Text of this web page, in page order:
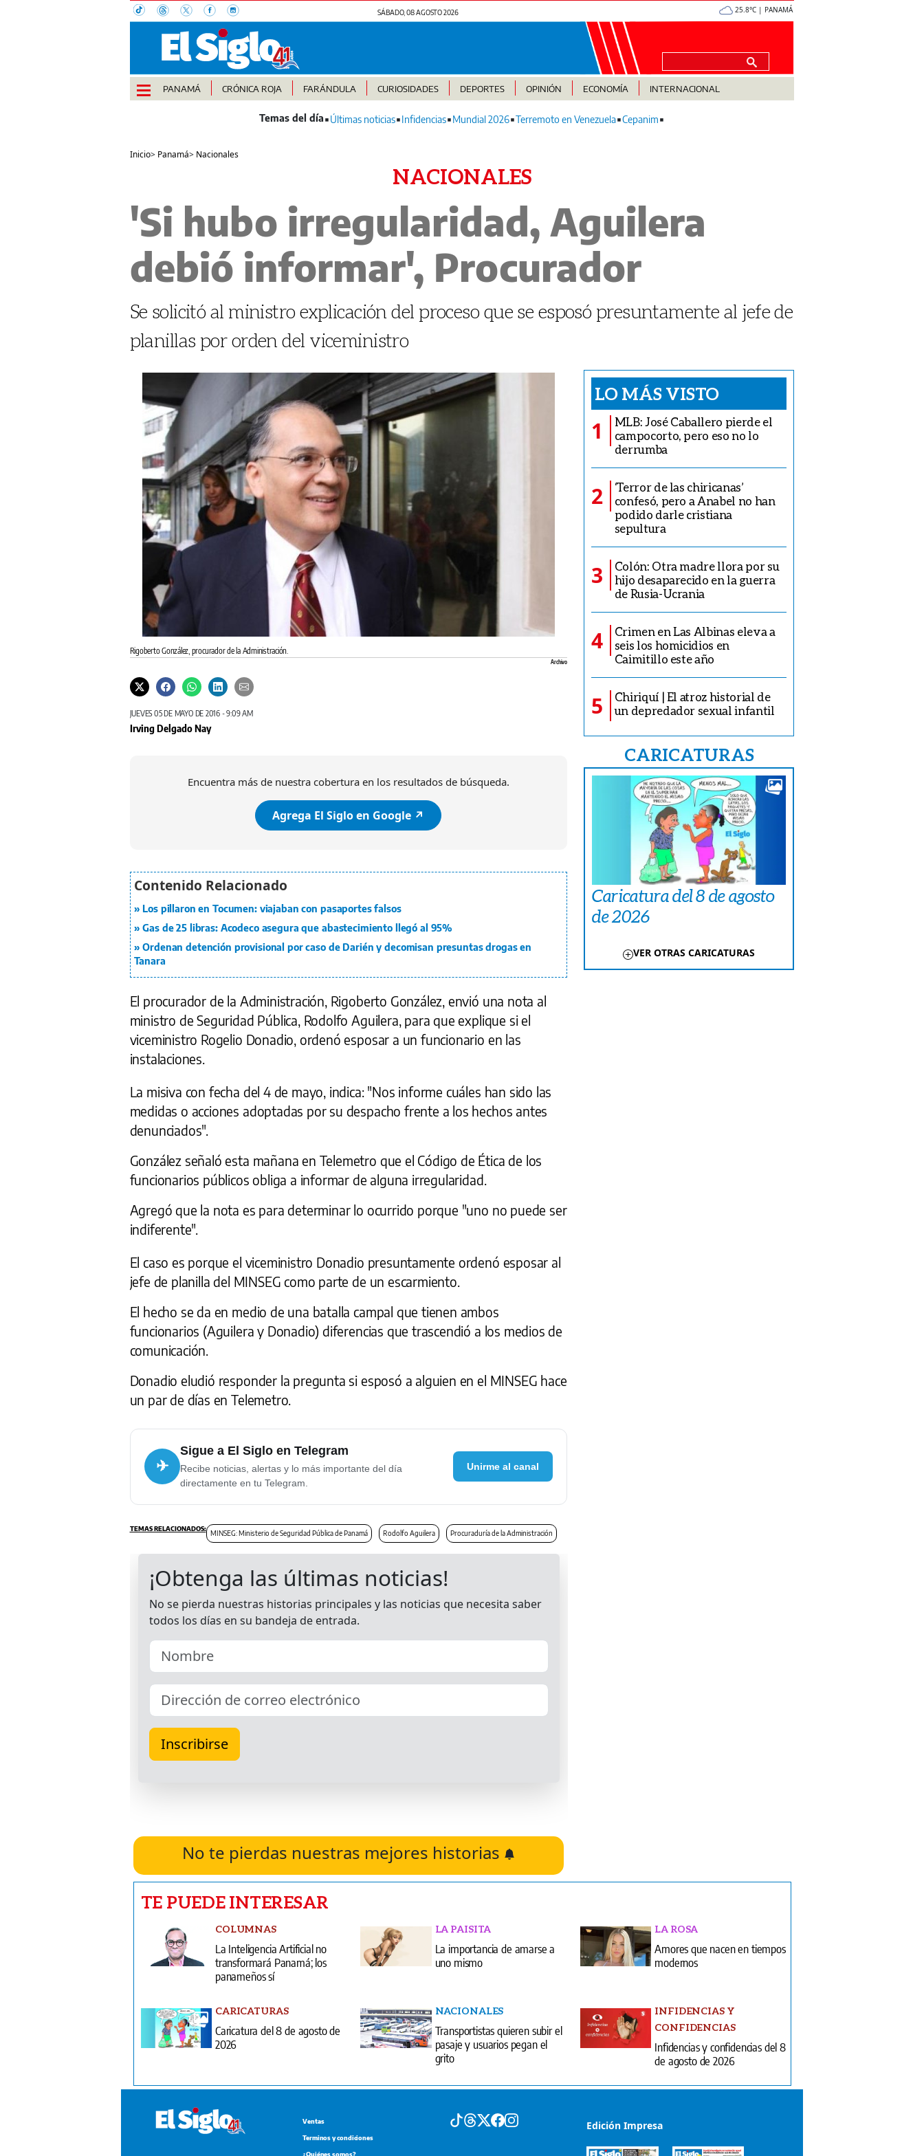
SÁBADO, 08 AGOSTO 2026 25.8°C | PANAMÁ
PANAMÁ CRÓNICA ROJA FARÁNDULA CURIOSIDADES DEPORTES OPINIÓN ECONOMÍA INTERNACIONAL
Últimas noticias Infidencias Mundial 2026 Terremoto en Venezuela Cepanim
Inicio> Panamá> Nacionales
NACIONALES
'Si hubo irregularidad, Aguilera
debió informar', Procurador
Se solicitó al ministro explicación del proceso que se esposó presuntamente al jefe de
planillas por orden del viceministro
Rigoberto González, procurador de la Administración.
Archivo
JUEVES 05 DE MAYO DE 2016 - 9:09 AM
Irving Delgado Nay
Encuentra más de nuestra cobertura en los resultados de búsqueda.
Agrega El Siglo en Google ↗️
Los pillaron en Tocumen: viajaban con pasaportes falsos
Gas de 25 libras: Acodeco asegura que abastecimiento llegó al 95%
Ordenan detención provisional por caso de Darién y decomisan presuntas drogas en
Tanara
El procurador de la Administración, Rigoberto González, envió una nota al
ministro de Seguridad Pública, Rodolfo Aguilera, para que explique si el
viceministro Rogelio Donadio, ordenó esposar a un funcionario en las
instalaciones.
La misiva con fecha del 4 de mayo, indica: "Nos informe cuáles han sido las
medidas o acciones adoptadas por su despacho frente a los hechos antes
denunciados".
González señaló esta mañana en Telemetro que el Código de Ética de los
funcionarios públicos obliga a informar de alguna irregularidad.
Agregó que la nota es para determinar lo ocurrido porque "uno no puede ser
indiferente".
El caso es porque el viceministro Donadio presuntamente ordenó esposar al
jefe de planilla del MINSEG como parte de un escarmiento.
El hecho se da en medio de una batalla campal que tienen ambos
funcionarios (Aguilera y Donadio) diferencias que trascendió a los medios de
comunicación.
Donadio eludió responder la pregunta si esposó a alguien en el MINSEG hace
un par de días en Telemetro.
✈
Sigue a El Siglo en Telegram
Recibe noticias, alertas y lo más importante del día
directamente en tu Telegram.
Unirme al canal
MINSEG: Ministerio de Seguridad Pública de Panamá Rodolfo Aguilera Procuraduría de la Administración
No te pierdas nuestras mejores historias
LO MÁS VISTO
1
MLB: José Caballero pierde el
campocorto, pero eso no lo
derrumba
2
‘Terror de las chiricanas’
confesó, pero a Anabel no han
podido darle cristiana
sepultura
3
Colón: Otra madre llora por su
hijo desaparecido en la guerra
de Rusia-Ucrania
4
Crimen en Las Albinas eleva a
seis los homicidios en
Caimitillo este año
5
Chiriquí | El atroz historial de
un depredador sexual infantil
CARICATURAS
Caricatura del 8 de agosto
de 2026
VER OTRAS CARICATURAS
TE PUEDE INTERESAR
COLUMNAS
La Inteligencia Artificial no
transformará Panamá; los
panameños sí
LA PAISITA
La importancia de amarse a
uno mismo
LA ROSA
Amores que nacen en tiempos
modernos
CARICATURAS
Caricatura del 8 de agosto de
2026
NACIONALES
Transportistas quieren subir el
pasaje y usuarios pegan el
grito
INFIDENCIAS Y
CONFIDENCIAS
Infidencias y confidencias del 8
de agosto de 2026
Ventas
Terminos y condiciones
¿Quiénes somos?
Edición Impresa